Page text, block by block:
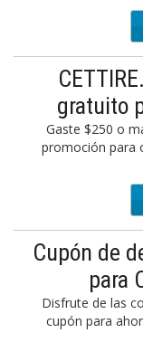
gratuito
Gaste $250 o
promoción para
Cupón de
para
Disfrute de las
cupón para